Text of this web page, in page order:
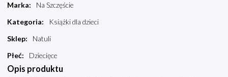
Marka:
Na Szczęście
Kategoria:
Książki dla dzieci
Sklep:
Natuli
Płeć: Dziecięce
Opis produktu